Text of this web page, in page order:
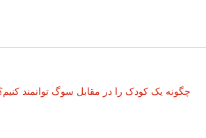
چگونه یک کودک را در مقابل سوگ توانمند